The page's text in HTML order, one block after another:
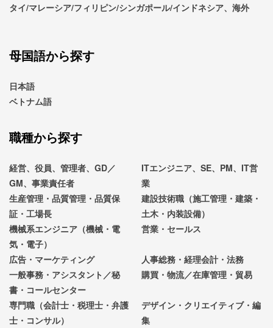
タイ/マレーシア/フィリピン/シンガポール/インドネシア、海外
母国語から探す
日本語
ベトナム語
職種から探す
経営、役員、管理者、GD／
GM、事業責任者
ITエンジニア、SE、PM、IT営
業
生産管理・品質管理・品質保
証・工場長
建設技術職（施工管理・建築・
土木・内装設備）
機械系エンジニア（機械・電
気・電子）
営業・セールス
広告・マーケティング
人事総務・経理会計・法務
一般事務・アシスタント／秘
書・コールセンター
購買・物流／在庫管理・貿易
専門職（会計士・税理士・弁護
士・コンサル）
デザイン・クリエイティブ・編
集